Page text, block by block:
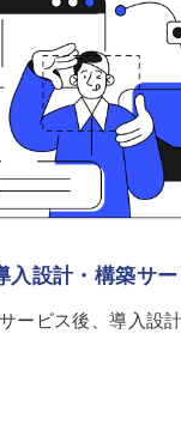
入設計・構築サ
ービス後、導入設